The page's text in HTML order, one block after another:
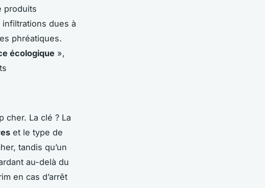
produits
dues à
phréatiques.
écologique »,
cher. La clé ? La
et le type de
tandis qu’un
au-delà du
en cas d’arrêt